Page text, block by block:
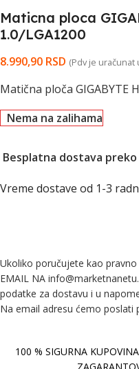
Maticna ploca
1.0/LGA1200
8.990,90 RSD (Pdv je uračunat
Matična ploča GIGABYTE
Nema na zalihama
Besplatna dostava preko
Vreme dostave od 1-3
Ukoliko poručujete kao pravno
EMAIL NA
podatke za dostavu i u
Na email adresu ćemo poslati
100 % SIGURNA